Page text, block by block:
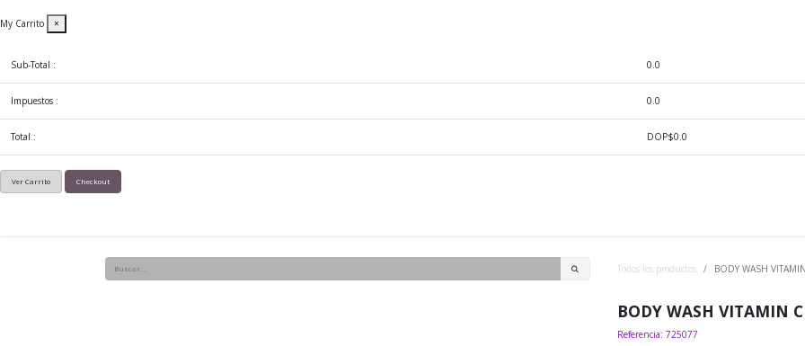
My Carrito ×
Sub-Total : 0.0
Impuestos : 0.0
Total : DOP$0.0
Ver Carrito Checkout
Todos los productos BODY WASH
BODY WASH VITAMIN
Referencia: 725077